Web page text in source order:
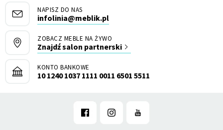
NAPISZ DO NAS
infolinia@meblik.pl
ZOBACZ MEBLE NA ŻYWO
Znajdź salon partnerski
KONTO BANKOWE
10 1240 1037 1111 0011 6501 5511